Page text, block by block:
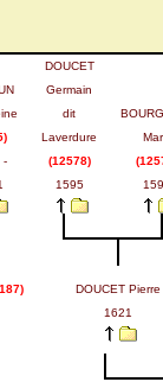
-
DOUCET
Germain
dit
Laverdure
(12578)
1595
DOUCET Pierre
1621